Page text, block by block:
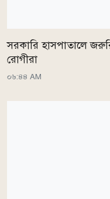
সরকারি হাসপাতালে
রোগীরা
০৬:৪৪ AM